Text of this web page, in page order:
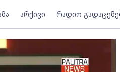
არქივი რადიო